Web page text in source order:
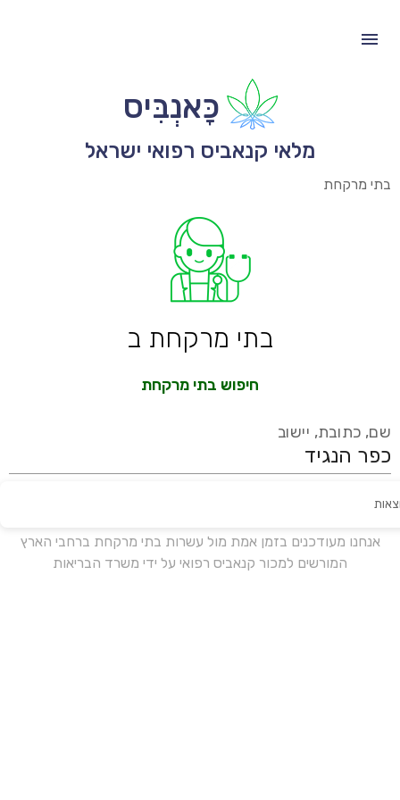
כָּאנְבִּיס
מלאי קנאביס רפואי ישראל
בתי מרקחת
בתי מרקחת ב
חיפוש בתי מרקחת
שם, כתובת, יישוב
אנחנו מעודכנים בזמן אמת מול עשרות בתי מרקחת ברחבי הארץ
המורשים למכור קנאביס רפואי על ידי משרד הבריאות